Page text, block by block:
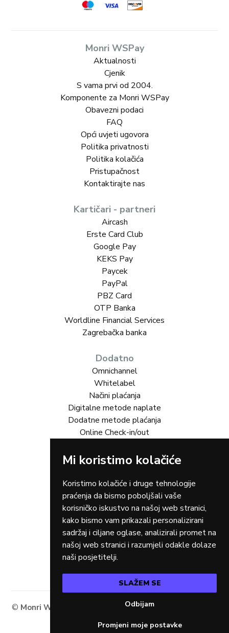
Mi koristimo kolačiće
Koristimo kolačiće i druge tehnologije
praćenja da bismo poboljšali vaše
korisničko iskustvo na našoj web stranici,
kako bismo vam prikazali personalizirani
sadržaj i ciljane oglase, analizirali promet na
našoj web stranici i razumjeli odakle dolaze
naši posjetitelji.
SLAŽEM SE
Odbijam
Promjeni moje postavke
Monri WSPay
Aktualnosti
Cjenik
S vama prvi od 2004.
Komponente za Monri WSPay
Obavezni podaci
FAQ
Opći uvjeti ugovora
Politika privatnosti
Politika kolačića
Pristupačnost
Kontaktirajte nas
Kartičari - partneri
Aircash
Erste Card Club
Google Pay
KEKS Pay
Paycek
PayPal
PBZ Card
OTP Banka
Worldline Financial Services
Zagrebačka banka
Dodatno
Omnichannel
Whitelabel
Načini plaćanja
Digitalne metode naplate
Dodatne metode plaćanja
Online Check-in/out
Rješenja za vas
Turizam
Gastro
Rent-a-car
Dostava
Zdravstvo
Osiguranja
Taxi
© Monri WSPay - Web Secure Payment Gateway